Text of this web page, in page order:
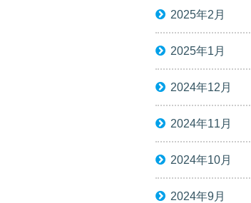
2025年2月
2025年1月
2024年12月
2024年11月
2024年10月
2024年9月